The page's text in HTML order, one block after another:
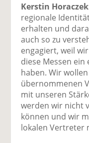
Kerstin
regionale
erhalten und
auch so zu
engagiert, weil
diese Messen ein
haben. Wir
übernommenen
mit unseren
werden wir nicht
können und wir
lokalen Vertreter